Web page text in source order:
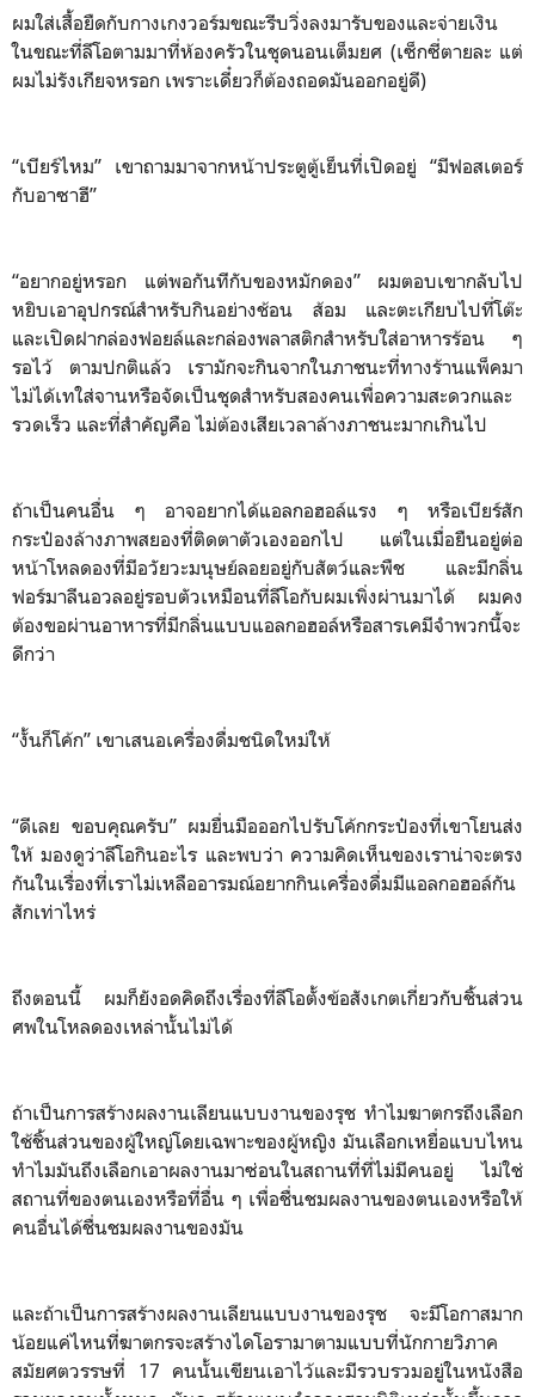
ผมใส่เสื้อยืดกับกางเกงวอร์มขณะรีบวิ่งลงมารับของและจ่ายเงิน
ในขณะที่ลีโอตามมาที่ห้องครัวในชุดนอนเต็มยศ (เซ็กซี่ตายละ แต่
ผมไม่รังเกียจหรอก เพราะเดี๋ยวก็ต้องถอดมันออกอยู่ดี)
“เบียร์ไหม” เขาถามมาจากหน้าประตูตู้เย็นที่เปิดอยู่ “มีฟอสเตอร์
กับอาซาฮี”
“อยากอยู่หรอก แต่พอกันทีกับของหมักดอง” ผมตอบเขากลับไป
หยิบเอาอุปกรณ์สำหรับกินอย่างช้อน ส้อม และตะเกียบไปที่โต๊ะ
และเปิดฝากล่องฟอยล์และกล่องพลาสติกสำหรับใส่อาหารร้อน ๆ
รอไว้ ตามปกติแล้ว เรามักจะกินจากในภาชนะที่ทางร้านแพ็คมา
ไม่ได้เทใส่จานหรือจัดเป็นชุดสำหรับสองคนเพื่อความสะดวกและ
รวดเร็ว และที่สำคัญคือ ไม่ต้องเสียเวลาล้างภาชนะมากเกินไป
ถ้าเป็นคนอื่น ๆ อาจอยากได้แอลกอฮอล์แรง ๆ หรือเบียร์สัก
กระป๋องล้างภาพสยองที่ติดตาตัวเองออกไป แต่ในเมื่อยืนอยู่ต่อ
หน้าโหลดองที่มีอวัยวะมนุษย์ลอยอยู่กับสัตว์และพืช และมีกลิ่น
ฟอร์มาลีนอวลอยู่รอบตัวเหมือนที่ลีโอกับผมเพิ่งผ่านมาได้ ผมคง
ต้องขอผ่านอาหารที่มีกลิ่นแบบแอลกอฮอล์หรือสารเคมีจำพวกนี้จะ
ดีกว่า
“งั้นก็โค้ก” เขาเสนอเครื่องดื่มชนิดใหม่ให้
“ดีเลย ขอบคุณครับ” ผมยื่นมือออกไปรับโค้กกระป๋องที่เขาโยนส่ง
ให้ มองดูว่าลีโอกินอะไร และพบว่า ความคิดเห็นของเราน่าจะตรง
กันในเรื่องที่เราไม่เหลืออารมณ์อยากกินเครื่องดื่มมีแอลกอฮอล์กัน
สักเท่าไหร่
ถึงตอนนี้ ผมก็ยังอดคิดถึงเรื่องที่ลีโอตั้งข้อสังเกตเกี่ยวกับชิ้นส่วน
ศพในโหลดองเหล่านั้นไม่ได้
ถ้าเป็นการสร้างผลงานเลียนแบบงานของรุช ทำไมฆาตกรถึงเลือก
ใช้ชิ้นส่วนของผู้ใหญ่โดยเฉพาะของผู้หญิง มันเลือกเหยื่อแบบไหน
ทำไมมันถึงเลือกเอาผลงานมาซ่อนในสถานที่ที่ไม่มีคนอยู่ ไม่ใช่
สถานที่ของตนเองหรือที่อื่น ๆ เพื่อชื่นชมผลงานของตนเองหรือให้
คนอื่นได้ชื่นชมผลงานของมัน
และถ้าเป็นการสร้างผลงานเลียนแบบงานของรุช จะมีโอกาสมาก
น้อยแค่ไหนที่ฆาตกรจะสร้างไดโอรามาตามแบบที่นักกายวิภาค
สมัยศตวรรษที่ 17 คนนั้นเขียนเอาไว้และมีรวบรวมอยู่ในหนังสือ